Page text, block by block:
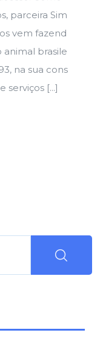
parceira Sim
vem fazend
animal brasile
na sua cons
serviços […]